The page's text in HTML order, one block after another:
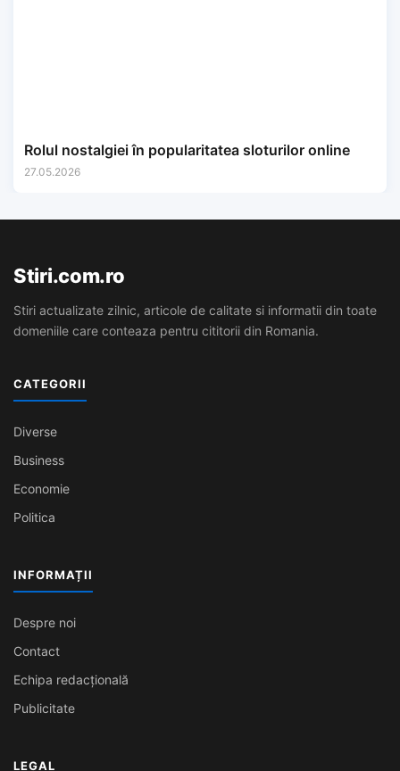
Rolul nostalgiei în popularitatea sloturilor online
27.05.2026
Stiri.com.ro
Stiri actualizate zilnic, articole de calitate si informatii din toate
domeniile care conteaza pentru cititorii din Romania.
CATEGORII
Diverse
Business
Economie
Politica
INFORMAȚII
Despre noi
Contact
Echipa redacțională
Publicitate
LEGAL